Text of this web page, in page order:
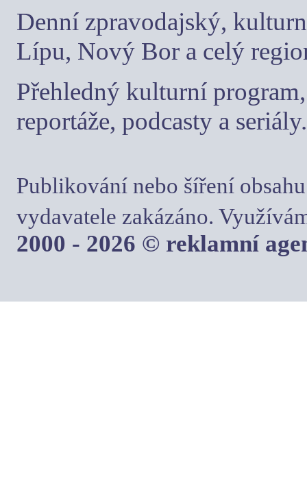
Denní zpravodajský,
Lípu, Nový Bor a celý
Přehledný kulturní
reportáže, podcasty a seriály.
Publikování nebo šíření
vydavatele zakázáno.
2000 - 2026 © reklamní